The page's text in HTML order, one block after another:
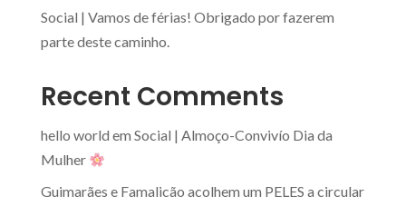
Social | Vamos de férias! Obrigado por fazerem
parte deste caminho.
Recent Comments
hello world em Social | Almoço-Convivío Dia da
Mulher
Guimarães e Famalicão acolhem um PELES a circular